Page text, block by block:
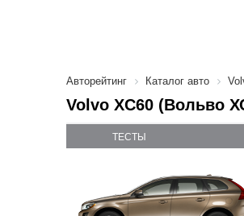
Авторейтинг Каталог авто
Volvo XC60 (Вольво
ТЕСТЫ